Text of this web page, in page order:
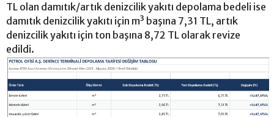
TL olan damıtık/artık denizcilik yakıtı depolama bedeli ise
damıtık denizcilik yakıtı için m³ başına 7,31 TL, artık
denizcilik yakıtı için ton başına 8,72 TL olarak revize
edildi.